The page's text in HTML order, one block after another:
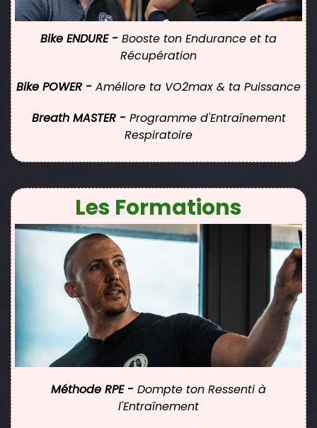
Bike ENDURE - Booste ton Endurance et ta
Récupération
Bike POWER - Améliore ta VO2max & ta Puissance
Breath MASTER - Programme d'Entraînement
Respiratoire
Les Formations
Méthode RPE - Dompte ton Ressenti à
l'Entraînement